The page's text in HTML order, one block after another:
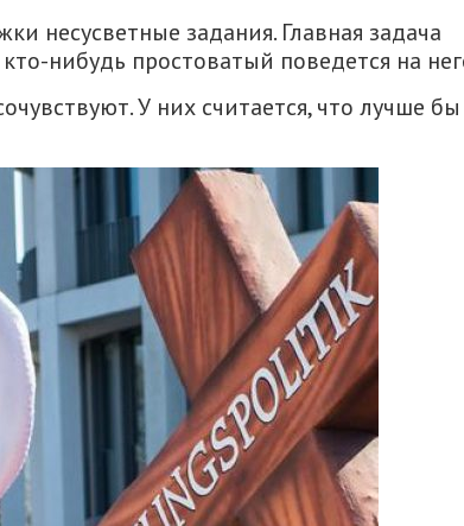
несусветные задания. Главная задача
нибудь простоватый поведется на
У них считается, что лучше бы